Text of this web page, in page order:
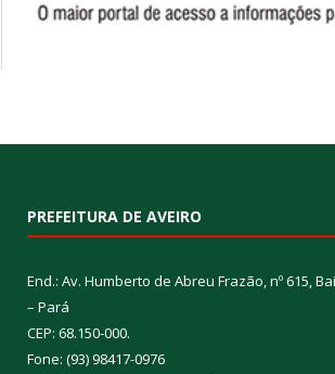
PREFEITURA DE AVEIRO
End.: Av. Humberto de Abreu Frazão, nº 615,
– Pará
CEP: 68.150-000.
Fone: (93) 98417-0976